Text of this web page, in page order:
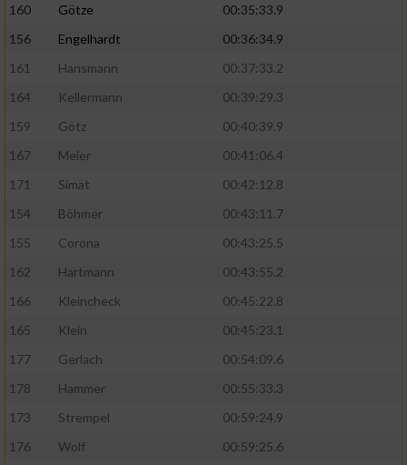
160
Götze
00:35:33.9
156
Engelhardt
00:36:34.9
161
Hansmann
00:37:33.2
164
Kellermann
00:39:29.3
159
Götz
00:40:39.9
167
Meier
00:41:06.4
171
Simat
00:42:12.8
154
Böhmer
00:43:11.7
155
Corona
00:43:25.5
162
Hartmann
00:43:55.2
166
Kleincheck
00:45:22.8
165
Klein
00:45:23.1
177
Gerlach
00:54:09.6
178
Hammer
00:55:33.3
173
Strempel
00:59:24.9
176
Wolf 00:59:25.6